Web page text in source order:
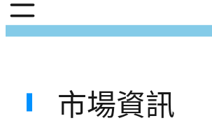
市場資訊